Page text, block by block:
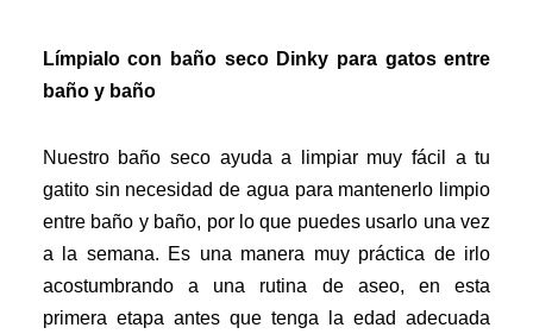
Límpialo con baño seco Dinky para gatos entre
baño y baño
Nuestro baño seco ayuda a limpiar muy fácil a tu
gatito sin necesidad de agua para mantenerlo limpio
entre baño y baño, por lo que puedes usarlo una vez
a la semana. Es una manera muy práctica de irlo
acostumbrando a una rutina de aseo, en esta
primera etapa antes que tenga la edad adecuada